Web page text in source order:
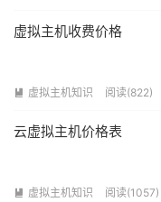
虚拟主机收费价格
 虚拟主机知识 阅读(822)
云虚拟主机价格表
 虚拟主机知识 阅读(1057)